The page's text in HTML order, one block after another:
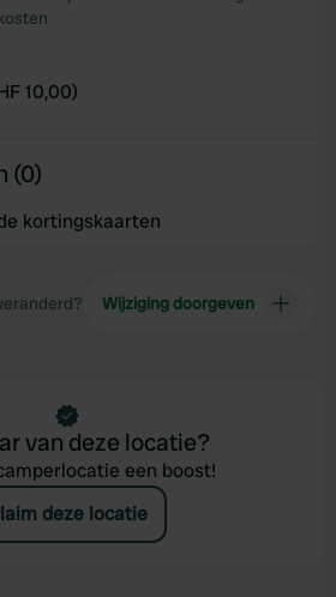
10,00)
(0)
kortingskaarten
Wijziging doorgeven
van deze locatie?
een boost!
deze locatie